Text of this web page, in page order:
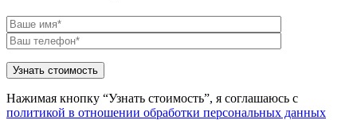
Нажимая кнопку “Узнать стоимость”, я соглашаюсь с
политикой в отношении обработки персональных данных